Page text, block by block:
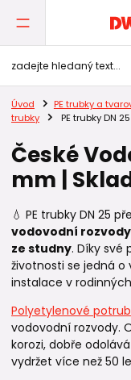
Úvod PE trubky a
trubky
PE trubky DN 25
České
mm |
💧 PE trubky DN 25
vodovodní
ze studny. Díky své
životnosti se jedná
instalace v
Polyetylenové
vodovodní rozvody.
korozi, dobře
vydržet více než 50